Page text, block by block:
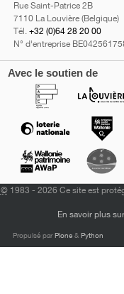
Rue Saint-Patrice 2B
7110 La Louvière (Belgique)
Tél. +32 (0)64 28 20 00
N° d'entreprise
Avec le soutien de
©1983 - 2026 Ce site est
En savoir plus
Propulsé parPlone &Python